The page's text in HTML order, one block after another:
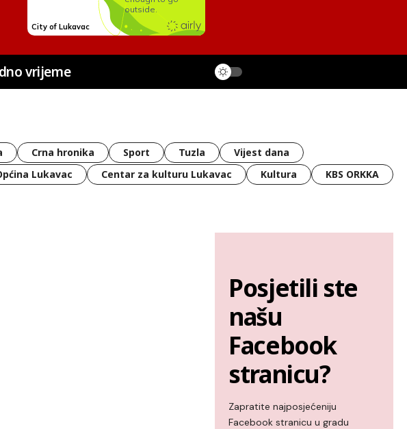
vrijeme
Crna hronika Sport Tuzla
Vijest dana
Lukavac Centar za kulturu Lukavac Kultura
KBS ORKKA
Posjetili ste
našu
Facebook
stranicu?
Zapratite najposjećeniju
Facebook stranicu u gradu